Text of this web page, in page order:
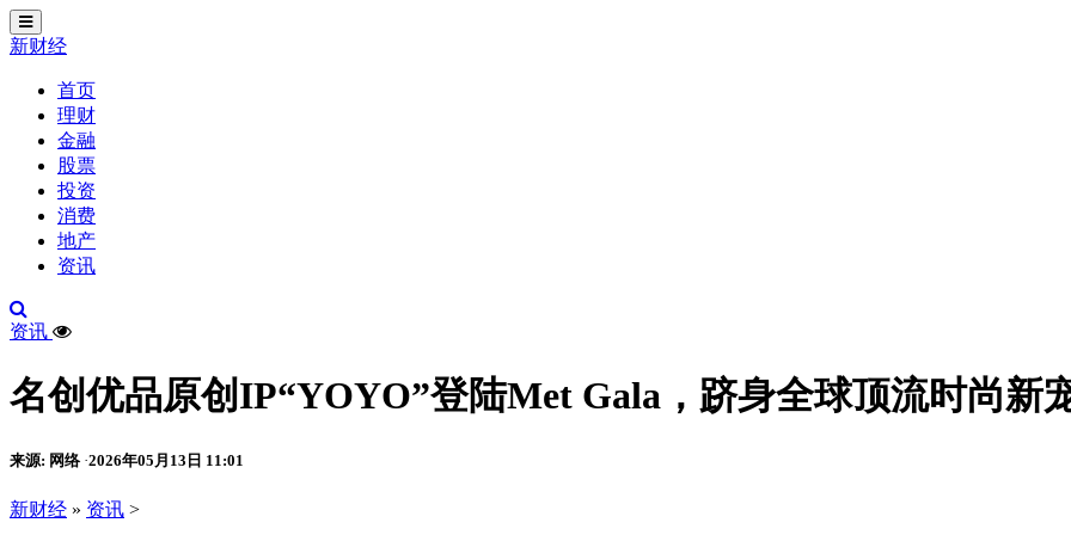
切
换
新财经
首页
理财
金融
股票
投资
消费
地产
资讯
资讯
名创优品原创IP“YOYO”登陆Met Gala，跻身全球顶流时尚新
来源: 网络 ·2026年05月13日 11:01
新财经 » 资讯 >